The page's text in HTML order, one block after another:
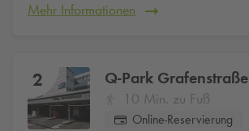
Mehr Informationen
2 Q-Park Grafenstraße
10 Min. zu Fuß
Online-Reservierung